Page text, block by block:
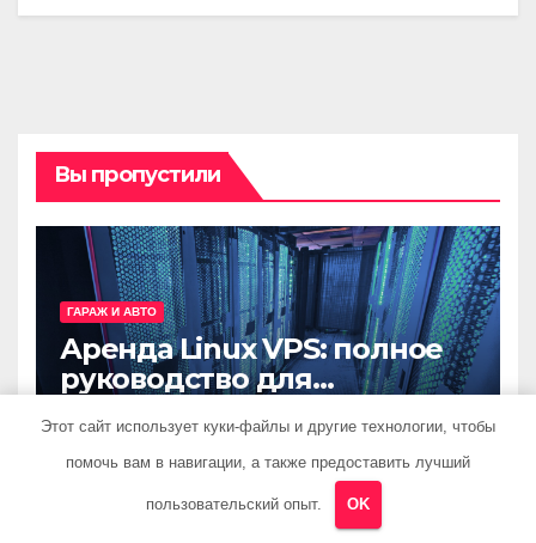
Вы пропустили
ГАРАЖ И АВТО
Аренда Linux VPS: полное
руководство для
администраторов
28 ИЮНЯ 2026 PRISTROYKIN_
Этот сайт использует куки-файлы и другие технологии, чтобы
помочь вам в навигации, а также предоставить лучший
пользовательский опыт. OK